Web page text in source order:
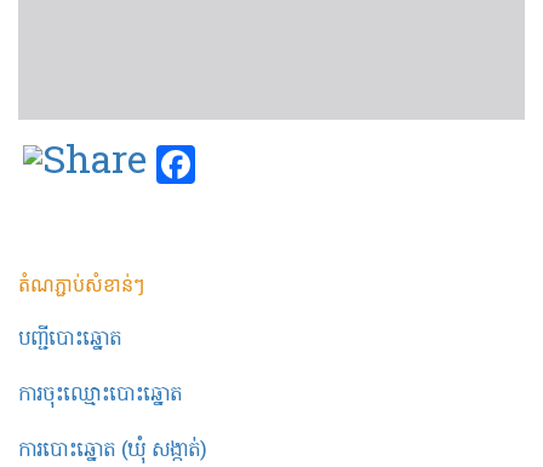
តំណភ្ជាប់សំខាន់ៗ
បញ្ជីបោះឆ្នោត
ការចុះឈ្មោះបោះឆ្នោត
ការបោះឆ្នោត (ឃុំ សង្កាត់)